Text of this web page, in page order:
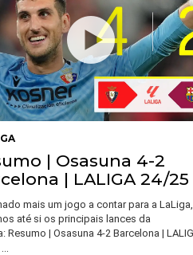
| Osasuna 4-2
| LALIGA 24/25
mais um jogo a contar para a LaLiga,
até si os principais lances da
Resumo | Osasuna 4-2 Barcelona |